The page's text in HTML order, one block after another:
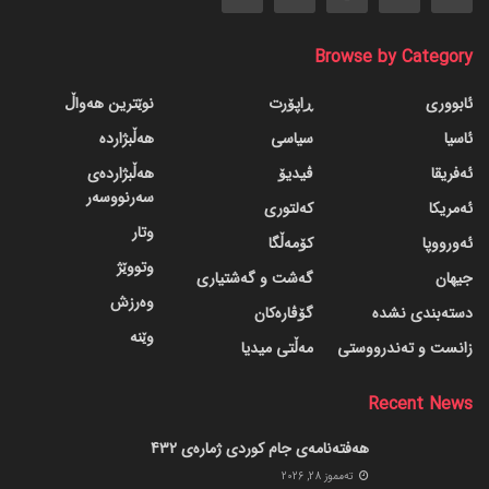
Browse by Category
ئابووری
ئاسیا
ئەفریقا
ئەمریکا
ئەورووپا
جیهان
دسته‌بندی نشده
زانست و تەندرووستی
ڕاپۆرت
سیاسی
ڤیدیۆ
کەلتوری
کۆمەڵگا
گه‌شت و گه‌شتیاری
گۆڤاره‌کان
مەڵتی میدیا
نوێترین هەواڵ
هەڵبژاردە
هەڵبژاردەی
سەرنووسەر
وتار
وتووێژ
وەرزش
وێنە
Recent News
هەفتەنامەی جام کوردی ژمارەی 432
ته‌مموز 28, 2026